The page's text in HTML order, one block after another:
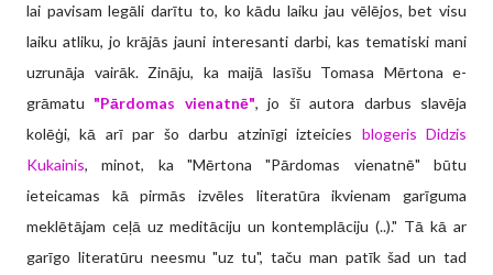
lai pavisam legāli darītu to, ko kādu laiku jau vēlējos, bet visu
laiku atliku, jo krājās jauni interesanti darbi, kas tematiski mani
uzrunāja vairāk. Zināju, ka maijā lasīšu Tomasa Mērtona e-
grāmatu "Pārdomas vienatnē", jo šī autora darbus slavēja
kolēģi, kā arī par šo darbu atzinīgi izteicies blogeris Didzis
Kukainis, minot, ka "Mērtona "Pārdomas vienatnē" būtu
ieteicamas kā pirmās izvēles literatūra ikvienam garīguma
meklētājam ceļā uz meditāciju un kontemplāciju (..)." Tā kā ar
garīgo literatūru neesmu "uz tu", taču man patīk šad un tad